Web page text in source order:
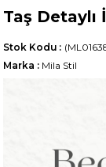
Taş
Stok Kodu
Marka : Mila Stil